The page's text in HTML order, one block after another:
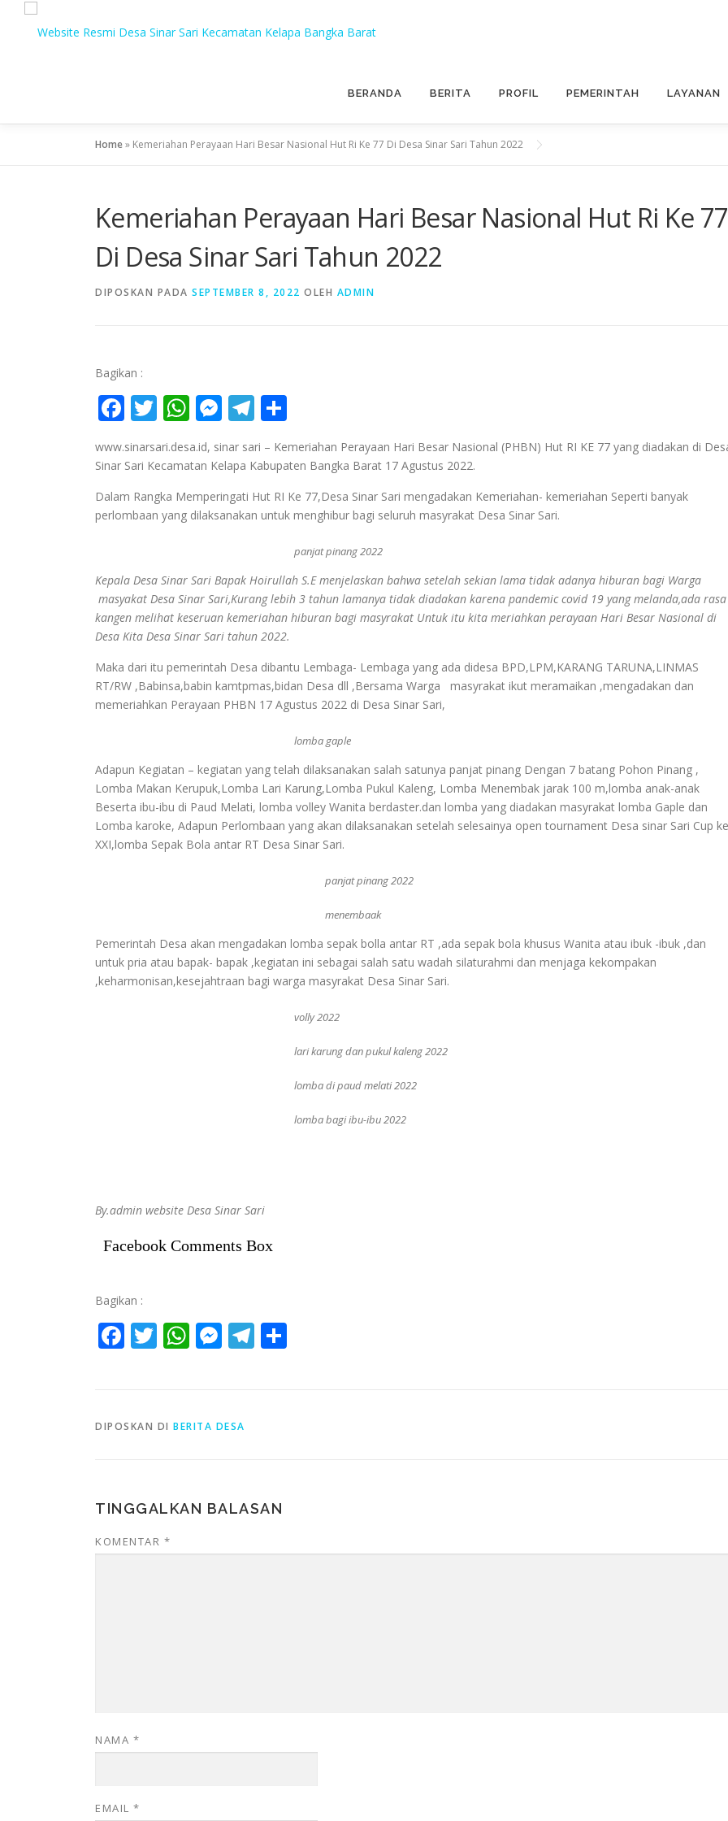
BERANDA BERITA PROFIL PEMERINTAH LAYANAN
Home» Kemeriahan Perayaan Hari Besar Nasional Hut Ri Ke 77 Di Desa Sinar Sari Tahun 2022
Kemeriahan Perayaan Hari Besar Nasional Hut Ri Ke 77
Di Desa Sinar Sari Tahun 2022
DIPOSKAN PADA SEPTEMBER 8, 2022 OLEH ADMIN
Bagikan :
Facebook
Twitter
WhatsApp
Messenger
Telegram
www.sinarsari.desa.id, sinar sari – Kemeriahan Perayaan Hari Besar Nasional (PHBN) Hut RI KE 77 yang diadakan di
Sinar Sari Kecamatan Kelapa Kabupaten Bangka Barat 17 Agustus 2022.
Dalam Rangka Memperingati Hut RI Ke 77,Desa Sinar Sari mengadakan Kemeriahan- kemeriahan Seperti banyak
perlombaan yang dilaksanakan untuk menghibur bagi seluruh masyrakat Desa Sinar Sari.
panjat pinang 2022
Kepala Desa Sinar Sari Bapak Hoirullah S.E menjelaskan bahwa setelah sekian lama tidak adanya hiburan bagi Warga
masyakat Desa Sinar Sari,Kurang lebih 3 tahun lamanya tidak diadakan karena pandemic covid 19 yang melanda,ada rasa
kangen melihat keseruan kemeriahan hiburan bagi masyrakat Untuk itu kita meriahkan perayaan Hari Besar Nasional di
Desa Kita Desa Sinar Sari tahun 2022.
Maka dari itu pemerintah Desa dibantu Lembaga- Lembaga yang ada didesa BPD,LPM,KARANG TARUNA,LINMAS
RT/RW ,Babinsa,babin kamtpmas,bidan Desa dll ,Bersama Warga masyrakat ikut meramaikan ,mengadakan dan
memeriahkan Perayaan PHBN 17 Agustus 2022 di Desa Sinar Sari,
lomba gaple
Adapun Kegiatan – kegiatan yang telah dilaksanakan salah satunya panjat pinang Dengan 7 batang Pohon Pinang ,
Lomba Makan Kerupuk,Lomba Lari Karung,Lomba Pukul Kaleng, Lomba Menembak jarak 100 m,lomba anak-anak
Beserta ibu-ibu di Paud Melati, lomba volley Wanita berdaster.dan lomba yang diadakan masyrakat lomba Gaple dan
Lomba karoke, Adapun Perlombaan yang akan dilaksanakan setelah selesainya open tournament Desa sinar Sari Cup ke
XXI,lomba Sepak Bola antar RT Desa Sinar Sari.
panjat pinang 2022
menembaak
Pemerintah Desa akan mengadakan lomba sepak bolla antar RT ,ada sepak bola khusus Wanita atau ibuk -ibuk ,dan
untuk pria atau bapak- bapak ,kegiatan ini sebagai salah satu wadah silaturahmi dan menjaga kekompakan
,keharmonisan,kesejahtraan bagi warga masyrakat Desa Sinar Sari.
volly 2022
lari karung dan pukul kaleng 2022
lomba di paud melati 2022
lomba bagi ibu-ibu 2022
By.admin website Desa Sinar Sari
Facebook Comments Box
Bagikan :
Facebook
Twitter
WhatsApp
Messenger
Telegram
DIPOSKAN DI BERITA DESA
TINGGALKAN BALASAN
KOMENTAR *
NAMA *
EMAIL *